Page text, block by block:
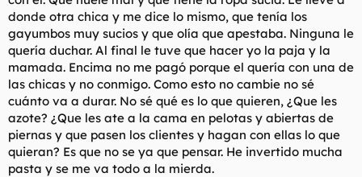
donde otra chica y me dice lo mismo, que tenía los
gayumbos muy sucios y que olía que apestaba. Ninguna le
quería duchar. Al final le tuve que hacer yo la paja y la
mamada. Encima no me pagó porque el quería con una de
las chicas y no conmigo. Como esto no cambie no sé
cuánto va a durar. No sé qué es lo que quieren, ¿Que les
azote? ¿Que les ate a la cama en pelotas y abiertas de
piernas y que pasen los clientes y hagan con ellas lo que
quieran? Es que no se ya que pensar. He invertido mucha
pasta y se me va todo a la mierda.